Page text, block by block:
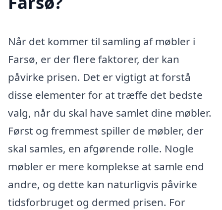
Når det kommer til samling af møbler i
Farsø, er der flere faktorer, der kan
påvirke prisen. Det er vigtigt at forstå
disse elementer for at træffe det bedste
valg, når du skal have samlet dine møbler.
Først og fremmest spiller de møbler, der
skal samles, en afgørende rolle. Nogle
møbler er mere komplekse at samle end
andre, og dette kan naturligvis påvirke
tidsforbruget og dermed prisen. For